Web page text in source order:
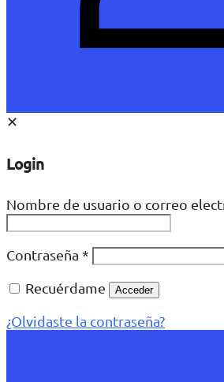
✕
Login
Nombre de usuario o correo
Contraseña *
Recuérdame
Acceder
¿Olvidaste la contraseña?